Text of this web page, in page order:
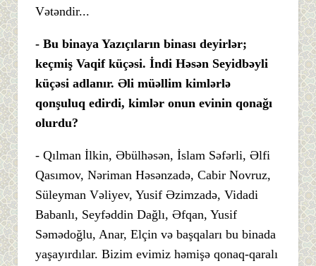
Vətəndir...
- Bu binaya Yazıçıların binası deyirlər;
keçmiş Vaqif küçəsi. İndi Həsən Seyidbəyli
küçəsi adlanır. Əli müəllim kimlərlə
qonşuluq edirdi, kimlər onun evinin qonağı
olurdu?
- Qılman İlkin, Əbülhəsən, İslam Səfərli, Əlfi
Qasımov, Nəriman Həsənzadə, Cabir Novruz,
Süleyman Vəliyev, Yusif Əzimzadə, Vidadi
Babanlı, Seyfəddin Dağlı, Əfqan, Yusif
Səmədoğlu, Anar, Elçin və başqaları bu binada
yaşayırdılar. Bizim evimiz həmişə qonaq-qaralı